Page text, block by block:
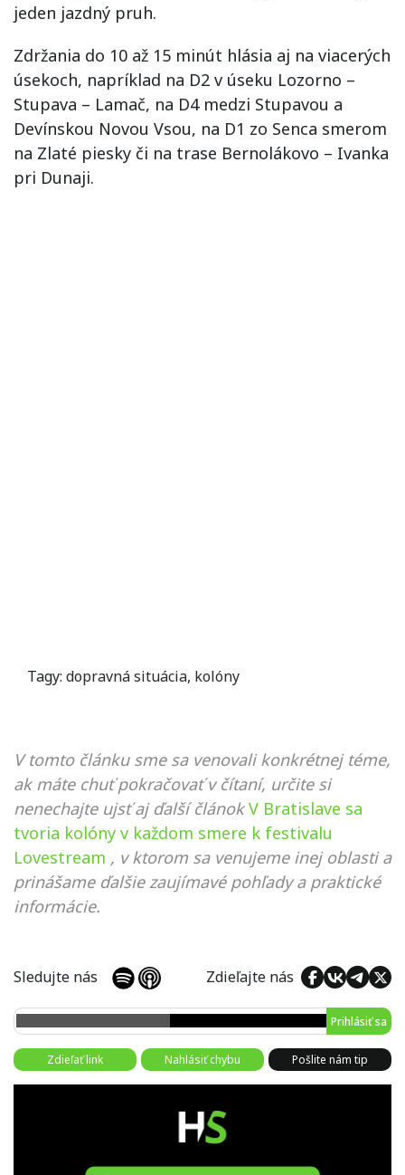
jeden jazdný pruh.
Zdržania do 10 až 15 minút hlásia aj na viacerých
úsekoch, napríklad na D2 v úseku Lozorno –
Stupava – Lamač, na D4 medzi Stupavou a
Devínskou Novou Vsou, na D1 zo Senca smerom
na Zlaté piesky či na trase Bernolákovo – Ivanka
pri Dunaji.
Tagy: dopravná situácia, kolóny
V tomto článku sme sa venovali konkrétnej téme,
ak máte chuť pokračovať v čítaní, určite si
nenechajte ujsť aj ďalší článok V Bratislave sa
tvoria kolóny v každom smere k festivalu
Lovestream , v ktorom sa venujeme inej oblasti a
prinášame ďalšie zaujímavé pohľady a praktické
informácie.
Sledujte nás Zdieľajte nás
Prihlásiť sa
Zdieľať link Nahlásiť chybu Pošlite nám tip